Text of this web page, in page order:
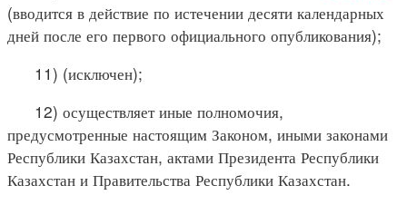
(вводится в действие по истечении десяти календарных
дней после его первого официального опубликования);
11) (исключен);
12) осуществляет иные полномочия,
предусмотренные настоящим Законом, иными законами
Республики Казахстан, актами Президента Республики
Казахстан и Правительства Республики Казахстан.